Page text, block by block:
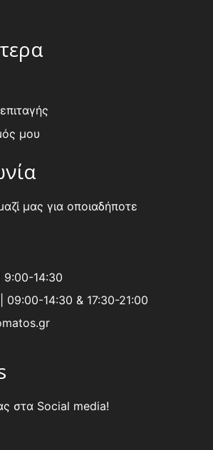
μου
μας για οποιαδήποτε
14:30
14:30 & 17:30-21:00
στα Social media!